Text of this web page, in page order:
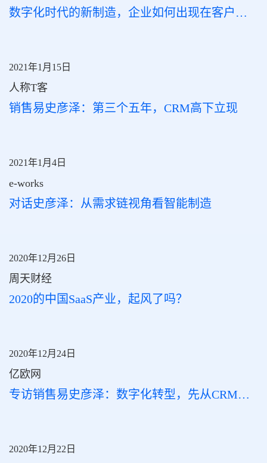
数字化时代的新制造，企业如何出现在客户出现的地方
2021年1月15日
人称T客
销售易史彦泽：第三个五年，CRM高下立现
2021年1月4日
e-works
对话史彦泽：从需求链视角看智能制造
2020年12月26日
周天财经
2020的中国SaaS产业，起风了吗？
2020年12月24日
亿欧网
专访销售易史彦泽：数字化转型，先从CRM开始
2020年12月22日